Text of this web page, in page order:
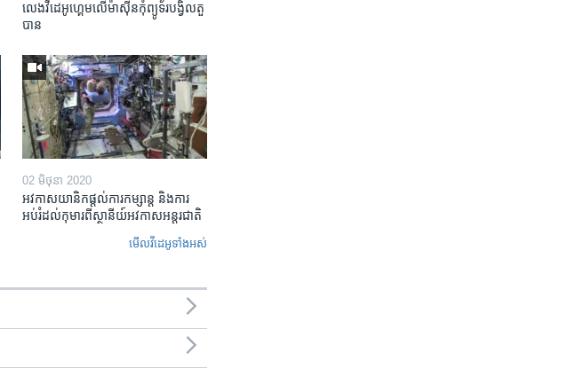
លេង​វីដេអូ​ហ្គេម​លើ​ម៉ាស៊ីន​កុំព្យូទ័រ​បង្វិល​តួ
បាន
02 មិថុនា 2020
អវកាសយានិក​ផ្ដល់​ការ​កម្សាន្ត និង​ការ​
អប់រំ​ដល់​កុមារ​ពី​ស្ថានីយ៍​អវកាស​អន្តរជាតិ
មើល​វីដេអូ​ទាំង​អស់